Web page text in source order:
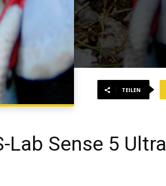
TEILEN
Sense 5 Ultra